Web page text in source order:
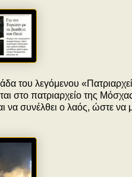
του λεγόμενου
στο πατριαρχείο της
να συνέλθει ο λαός, ώστε να